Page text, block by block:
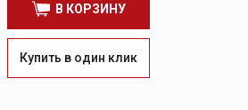
В КОРЗИНУ
Купить в один клик